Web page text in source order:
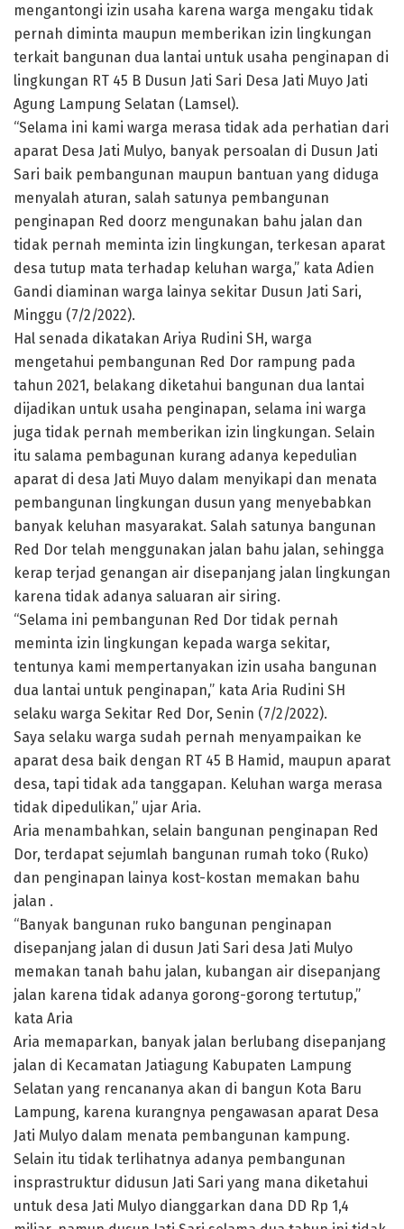
mengantongi izin usaha karena warga mengaku tidak
pernah diminta maupun memberikan izin lingkungan
terkait bangunan dua lantai untuk usaha penginapan di
lingkungan RT 45 B Dusun Jati Sari Desa Jati Muyo Jati
Agung Lampung Selatan (Lamsel).
“Selama ini kami warga merasa tidak ada perhatian dari
aparat Desa Jati Mulyo, banyak persoalan di Dusun Jati
Sari baik pembangunan maupun bantuan yang diduga
menyalah aturan, salah satunya pembangunan
penginapan Red doorz mengunakan bahu jalan dan
tidak pernah meminta izin lingkungan, terkesan aparat
desa tutup mata terhadap keluhan warga,” kata Adien
Gandi diaminan warga lainya sekitar Dusun Jati Sari,
Minggu (7/2/2022).
Hal senada dikatakan Ariya Rudini SH, warga
mengetahui pembangunan Red Dor rampung pada
tahun 2021, belakang diketahui bangunan dua lantai
dijadikan untuk usaha penginapan, selama ini warga
juga tidak pernah memberikan izin lingkungan. Selain
itu salama pembagunan kurang adanya kepedulian
aparat di desa Jati Muyo dalam menyikapi dan menata
pembangunan lingkungan dusun yang menyebabkan
banyak keluhan masyarakat. Salah satunya bangunan
Red Dor telah menggunakan jalan bahu jalan, sehingga
kerap terjad genangan air disepanjang jalan lingkungan
karena tidak adanya saluaran air siring.
“Selama ini pembangunan Red Dor tidak pernah
meminta izin lingkungan kepada warga sekitar,
tentunya kami mempertanyakan izin usaha bangunan
dua lantai untuk penginapan,” kata Aria Rudini SH
selaku warga Sekitar Red Dor, Senin (7/2/2022).
Saya selaku warga sudah pernah menyampaikan ke
aparat desa baik dengan RT 45 B Hamid, maupun aparat
desa, tapi tidak ada tanggapan. Keluhan warga merasa
tidak dipedulikan,” ujar Aria.
Aria menambahkan, selain bangunan penginapan Red
Dor, terdapat sejumlah bangunan rumah toko (Ruko)
dan penginapan lainya kost-kostan memakan bahu
jalan .
“Banyak bangunan ruko bangunan penginapan
disepanjang jalan di dusun Jati Sari desa Jati Mulyo
memakan tanah bahu jalan, kubangan air disepanjang
jalan karena tidak adanya gorong-gorong tertutup,”
kata Aria
Aria memaparkan, banyak jalan berlubang disepanjang
jalan di Kecamatan Jatiagung Kabupaten Lampung
Selatan yang rencananya akan di bangun Kota Baru
Lampung, karena kurangnya pengawasan aparat Desa
Jati Mulyo dalam menata pembangunan kampung.
Selain itu tidak terlihatnya adanya pembangunan
insprastruktur didusun Jati Sari yang mana diketahui
untuk desa Jati Mulyo dianggarkan dana DD Rp 1,4